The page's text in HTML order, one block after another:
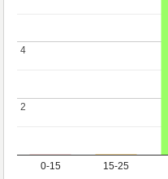
0-15 15-25
2
2
4
4